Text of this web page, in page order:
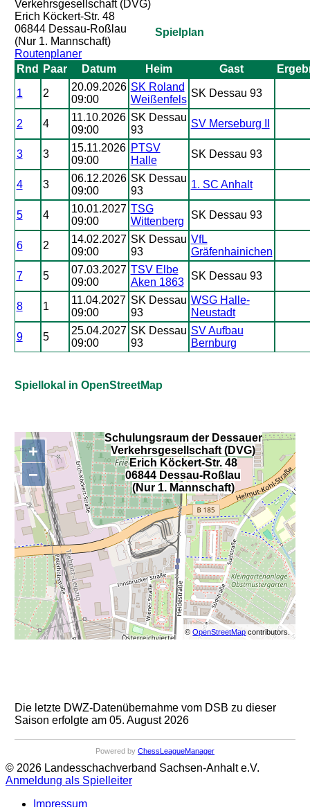
Verkehrsgesellschaft (DVG)
Erich Köckert-Str. 48
06844 Dessau-Roßlau
(Nur 1. Mannschaft)
Routenplaner
Spielplan
Rnd Paar Datum Heim Gast
1 2
20.09.2026
09:00
SK Roland
Weißenfels
SK Dessau 93
2 4
11.10.2026
09:00
SK Dessau
93
SV Merseburg II
3 3
15.11.2026
09:00
PTSV
Halle
SK Dessau 93
4 3
06.12.2026
09:00
SK Dessau
93
1. SC Anhalt
5 4
10.01.2027
09:00
TSG
Wittenberg
SK Dessau 93
6 2
14.02.2027
09:00
SK Dessau
93
VfL
Gräfenhainichen
7 5
07.03.2027
09:00
TSV Elbe
Aken 1863
SK Dessau 93
8 1
11.04.2027
09:00
SK Dessau
93
WSG Halle-
Neustadt
9 5
25.04.2027
09:00
SK Dessau
93
SV Aufbau
Bernburg
Spiellokal in OpenStreetMap
+
−
©OpenStreetMap contributors.
Schulungsraum der Dessauer
Verkehrsgesellschaft (DVG)
Erich Köckert-Str. 48
06844 Dessau-Roßlau
(Nur 1. Mannschaft)
Die letzte DWZ-Datenübernahme vom DSB zu dieser
Saison erfolgte am 05. August 2026
Powered by ChessLeagueManager
© 2026 Landesschachverband Sachsen-Anhalt e.V.
Anmeldung als Spielleiter
Impressum